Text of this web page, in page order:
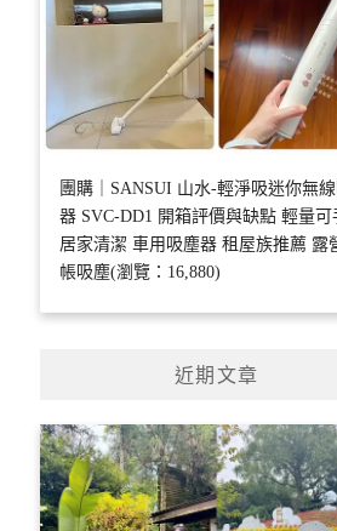
團購｜SANSUI 山水-輕淨吸迷你無
器 SVC-DD1 開箱評價與缺點 輕量可
居家清潔 車用吸塵器 租屋族推薦 露
帳吸塵(瀏覽：16,880)
近期文章